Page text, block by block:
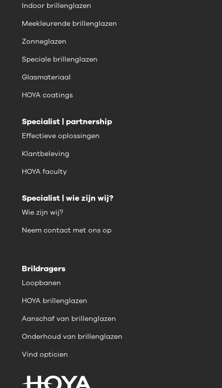
Indoor brillenglazen
Meekleurende brillenglazen
Zonneglazen
Speciale brillenglazen
Glasmateriaal
HOYA coatings
Specialist | partnership
Effectieve oplossingen
Klantbeleving
HOYA faculty
Specialist | wie zijn wij?
Wie zijn wij?
Neem contact met ons op
Brildragers
Loopbanen
HOYA brillenglazen
Aanschaf van brillenglazen
Onderhoud van brillenglazen
Vind opticien